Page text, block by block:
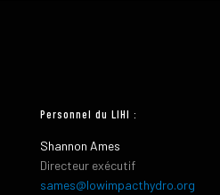
Personnel du LIHI :
Shannon Ames
Directeur exécutif
sames@lowimpacthydro.org